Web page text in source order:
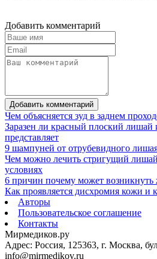
Добавить комментарий
Добавить комментарий
Чем объясняется зуд в заднем
Заразен ли красный плоский лишай
представляет
9 шампуней от отрубевидного
Чем можно лечить стригущий
условиях
6 причин почему может возникнуть
Как проявляется дисхромия кожи и
Авторы
Пользовательское соглашение
Контакты
Мирмедиков.ру
Адрес: Россия, 125363, г. Москва,
info@mirmedikov.ru